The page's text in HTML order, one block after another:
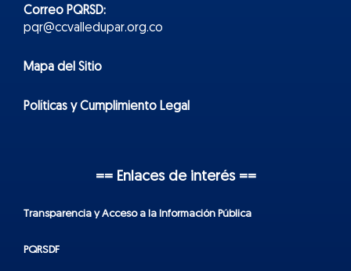
Correo PQRSD:
pqr@ccvalledupar.org.co
Mapa del Sitio
Políticas y Cumplimiento Legal
== Enlaces de interés ==
Transparencia y Acceso a la Información Pública
PQRSDF